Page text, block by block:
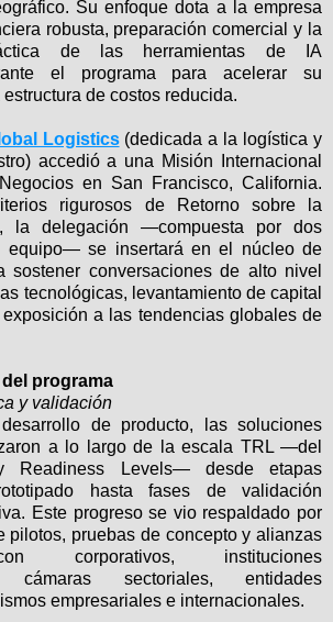
Su enfoque dota a la empresa
robusta, preparación comercial y la
de las herramientas de IA
el programa para acelerar su
de costos reducida.
Logistics(dedicada a la logística y
accedió a una Misión Internacional
en San Francisco, California.
rigurosos de Retorno sobre la
la delegación —compuesta por dos
equipo— se insertará en el núcleo de
sostener conversaciones de alto nivel
tecnológicas, levantamiento de capital
a las tendencias globales de
programa
y validación
de producto, las soluciones
a lo largo de la escala TRL —del
Readiness Levels— desde etapas
hasta fases de validación
Este progreso se vio respaldado por
pilotos, pruebas de concepto y alianzas
corporativos, instituciones
cámaras sectoriales, entidades
empresariales e internacionales.